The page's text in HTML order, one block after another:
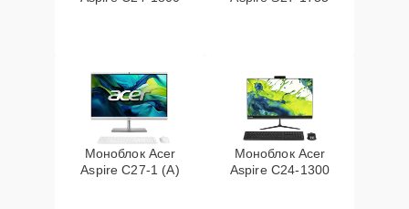
Моноблок Acer
Aspire C27-1 (A)
Моноблок Acer
Aspire C24-1300